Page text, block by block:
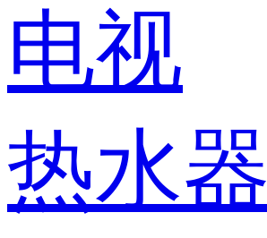
电视
热水器